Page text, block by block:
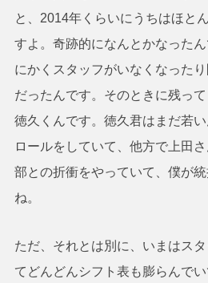
と、2014年くらいにうちはほと
すよ。奇跡的になんとかなった
にかくスタッフがいなくなった
だったんです。そのときに残っ
徳久くんです。徳久君はまだ若
ロールをしていて、他方で上田
部との折衝をやっていて、僕が
ね。
ただ、それとは別に、いまはス
てどんどんシフト表も膨らんで